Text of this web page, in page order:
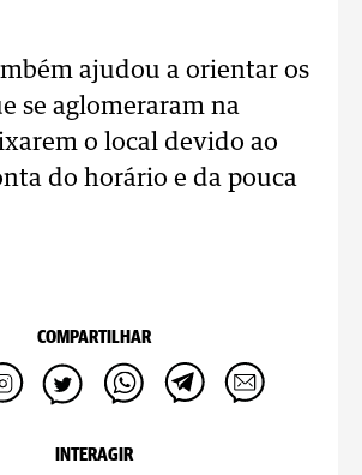
ajudou a orientar os
se aglomeraram na
o local devido ao
do horário e da pouca
COMPARTILHAR
INTERAGIR